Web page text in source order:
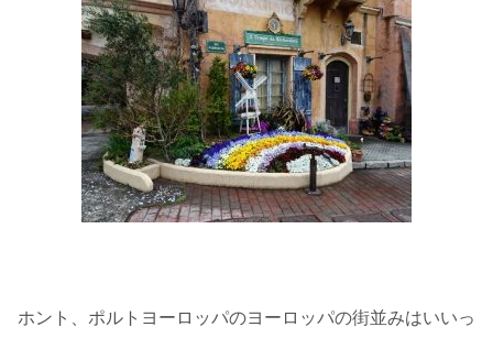
ホント、ポルトヨーロッパのヨーロッパの街並みはいいっ